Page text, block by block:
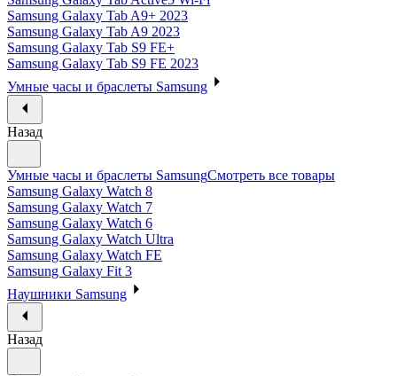
Samsung Galaxy Tab A9+ 2023
Samsung Galaxy Tab A9 2023
Samsung Galaxy Tab S9 FE+
Samsung Galaxy Tab S9 FE 2023
Умные часы и браслеты Samsung
Назад
Умные часы и браслеты SamsungСмотреть все товары
Samsung Galaxy Watch 8
Samsung Galaxy Watch 7
Samsung Galaxy Watch 6
Samsung Galaxy Watch Ultra
Samsung Galaxy Watch FE
Samsung Galaxy Fit 3
Наушники Samsung
Назад